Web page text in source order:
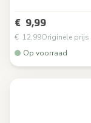
€ 9,99
€ 12,99Originele prijs
Op voorraad